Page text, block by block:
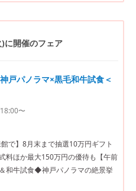
)に開催のフェア
戸パノラマ×黒毛和牛試食＜
〜
で】8月末まで抽選10万円ギフト
料ほか最大150万円の優待も【午前
和牛試食◆神戸パノラマの絶景挙